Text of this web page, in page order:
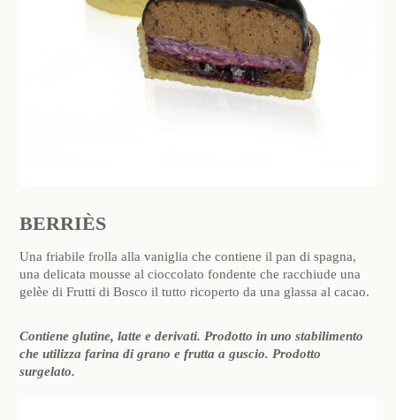
BERRIÈS
Una friabile frolla alla vaniglia che contiene il pan di spagna,
una delicata mousse al cioccolato fondente che racchiude una
gelèe di Frutti di Bosco il tutto ricoperto da una glassa al cacao.
Contiene glutine, latte e derivati. Prodotto in uno stabilimento
che utilizza farina di grano e frutta a guscio. Prodotto
surgelato.